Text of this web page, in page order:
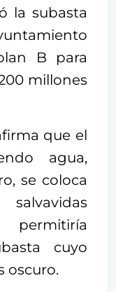
la subasta
B para
millones
que el
agua,
se coloca
cuyo
oscuro.